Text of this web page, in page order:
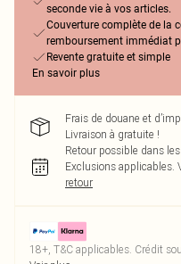
seconde vie à vos articles.
Couverture complète de la
remboursement immédiat
Revente gratuite et simple
En savoir plus
Frais de douane et
Livraison à gratuite !
Retour possible dans
Exclusions applicables.
retour
18+, T&C applicables. Crédit